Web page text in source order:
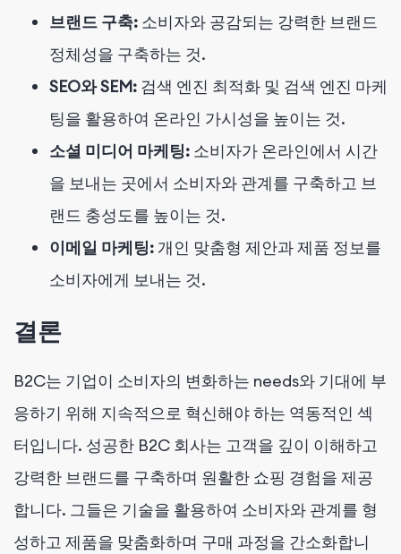
브랜드 구축: 소비자와 공감되는 강력한 브랜드
정체성을 구축하는 것.
SEO와 SEM: 검색 엔진 최적화 및 검색 엔진 마케
팅을 활용하여 온라인 가시성을 높이는 것.
소셜 미디어 마케팅: 소비자가 온라인에서 시간
을 보내는 곳에서 소비자와 관계를 구축하고 브
랜드 충성도를 높이는 것.
이메일 마케팅: 개인 맞춤형 제안과 제품 정보를
소비자에게 보내는 것.
결론
B2C는 기업이 소비자의 변화하는 needs와 기대에 부
응하기 위해 지속적으로 혁신해야 하는 역동적인 섹
터입니다. 성공한 B2C 회사는 고객을 깊이 이해하고
강력한 브랜드를 구축하며 원활한 쇼핑 경험을 제공
합니다. 그들은 기술을 활용하여 소비자와 관계를 형
성하고 제품을 맞춤화하며 구매 과정을 간소화합니